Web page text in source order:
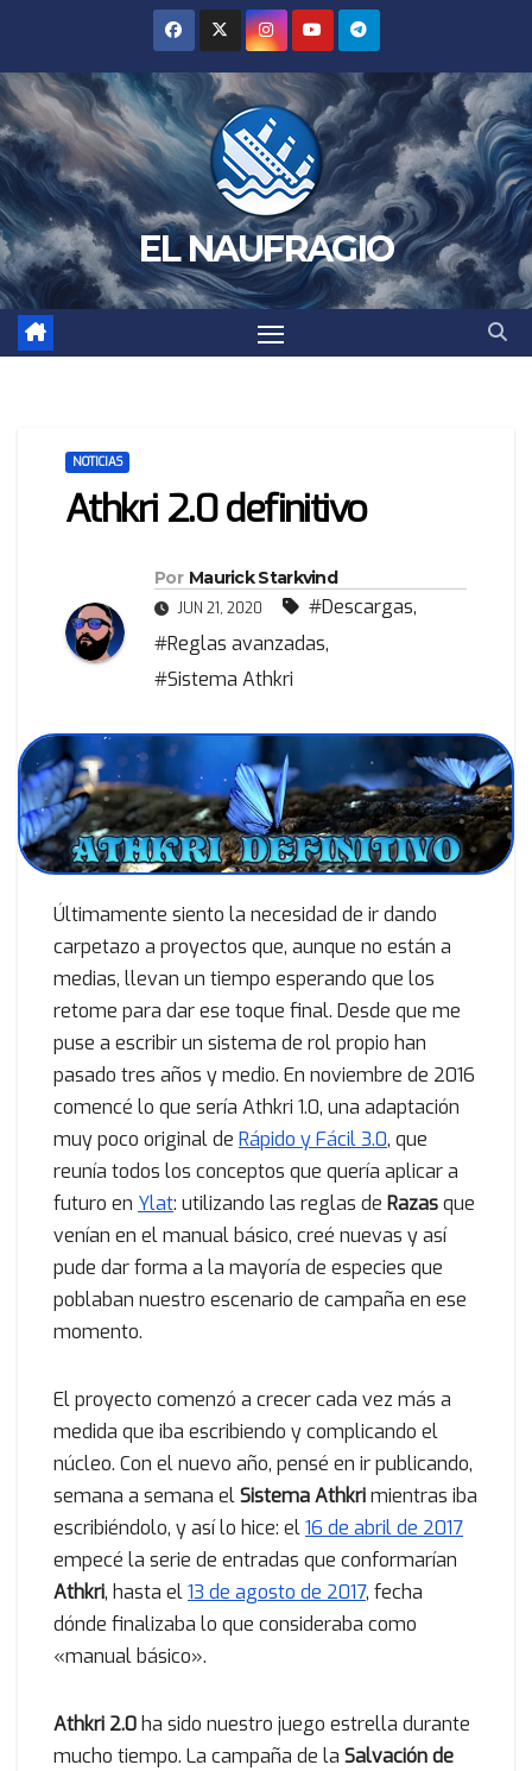
contenido
EL NAUFRAGIO
NOTICIAS
Athkri 2.0 definitivo
Por Maurick Starkvind
JUN 21, 2020 #Descargas,
#Reglas avanzadas,
#Sistema Athkri
Últimamente siento la necesidad de ir dando
carpetazo a proyectos que, aunque no están a
medias, llevan un tiempo esperando que los
retome para dar ese toque final. Desde que me
puse a escribir un sistema de rol propio han
pasado tres años y medio. En noviembre de 2016
comencé lo que sería Athkri 1.0, una adaptación
muy poco original de Rápido y Fácil 3.0, que
reunía todos los conceptos que quería aplicar a
futuro en Ylat: utilizando las reglas de Razasque
venían en el manual básico, creé nuevas y así
pude dar forma a la mayoría de especies que
poblaban nuestro escenario de campaña en ese
momento.
El proyecto comenzó a crecer cada vez más a
medida que iba escribiendo y complicando el
núcleo. Con el nuevo año, pensé en ir publicando,
semana a semana elSistema Athkrimientras iba
escribiéndolo, y así lo hice: el16 de abril de 2017
empecé la serie de entradas que conformarían
Athkri, hasta el13 de agosto de 2017, fecha
dónde finalizaba lo que consideraba como
«manual básico».
Athkri 2.0 ha sido nuestro juego estrella durante
mucho tiempo. La campaña de la Salvación de